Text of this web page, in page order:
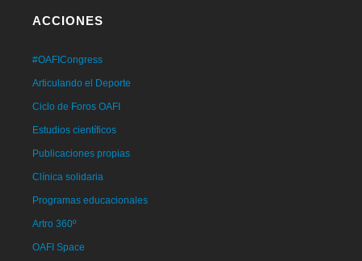
ACCIONES
#OAFICongress
Articulando el Deporte
Ciclo de Foros OAFI
Estudios científicos
Publicaciones propias
Clínica solidaria
Programas educacionales
Artro 360º
OAFI Space